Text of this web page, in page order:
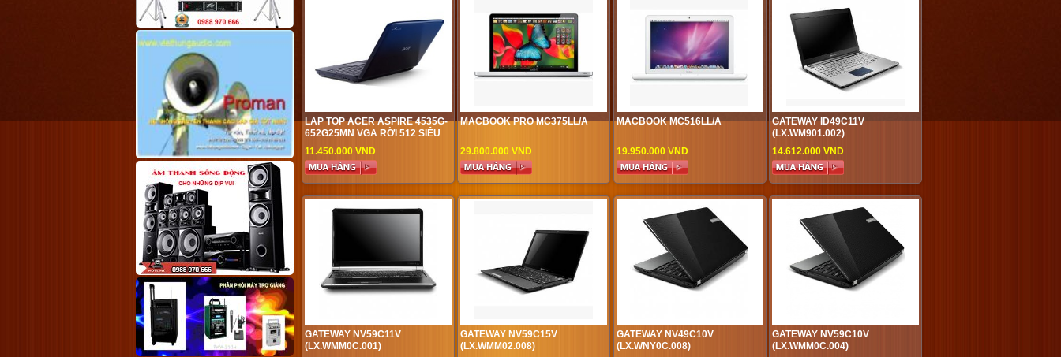
LAP TOP ACER ASPIRE 4535G-
652G25MN VGA RỜI 512 SIÊU
KHUYẾN MẠI
11.450.000 VND
MACBOOK PRO MC375LL/A
29.800.000 VND
MACBOOK MC516LL/A
19.950.000 VND
GATEWAY ID49C11V
(LX.WM901.002)
14.612.000 VND
GATEWAY NV59C11V
(LX.WMM0C.001)
GATEWAY NV59C15V
(LX.WMM02.008)
GATEWAY NV49C10V
(LX.WNY0C.008)
GATEWAY NV59C10V
(LX.WMM0C.004)